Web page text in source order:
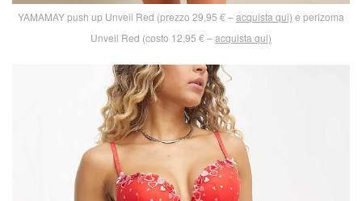
YAMAMAY push up Unveil Red (prezzo 29,95 € –acquista qui) e perizoma
Unveil Red (costo 12,95 € –acquista qui)